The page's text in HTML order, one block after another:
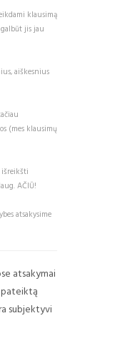
klausimą
jis jau
aiškesnius
(mes klausimų
išreikšti
AČIŪ!
atsakysime
atsakymai
pateiktą
subjektyvi